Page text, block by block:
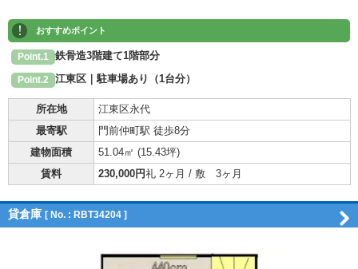
! おすすめポイント
Point.1 鉄骨造3階建て1階部分
Point.2 江東区｜駐車場あり（1台分）
所在地
江東区永代
最寄駅
門前仲町駅 徒歩8分
建物面積
51.04㎡ (15.43坪)
賃料
230,000円礼 2ヶ月 / 敷 3ヶ月
貸倉庫 [ No. : RBT34204 ]